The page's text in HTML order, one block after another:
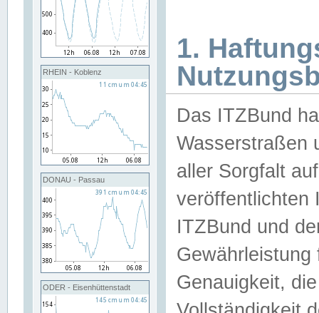
RHEIN - Koblenz
DONAU - Passau
ODER - Eisenhüttenstadt
1.
Das ITZBund
Wasserstraßen
aller Sorgfalt
veröffentlichten
ITZBund und
Genauigkeit,